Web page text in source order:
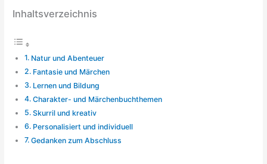
Inhaltsverzeichnis
Natur und Abenteuer
Fantasie und Märchen
Lernen und Bildung
Charakter- und Märchenbuchthemen
Skurril und kreativ
Personalisiert und individuell
Gedanken zum Abschluss